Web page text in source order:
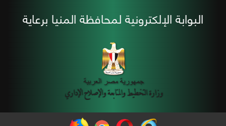
البوابة الإلكترونية لمحافظة المنيا برعاية